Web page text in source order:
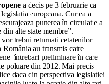
a decis pe 3 februarie ca
europeana. Curtea a
punerea în circulatie a
alte state membre”.
trebui returnati cetatenilor.
au transmis catre
întrebari preliminare în care
poluare din 2012. Mai precis
daca din perspectiva legislatiei